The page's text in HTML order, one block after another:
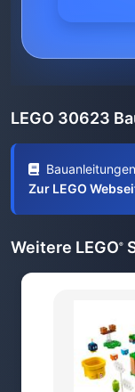
LEGO 30623
Zur LEGO
Weitere LEGO®